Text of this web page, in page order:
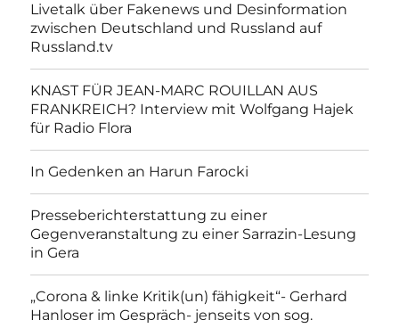
Livetalk über Fakenews und Desinformation
zwischen Deutschland und Russland auf
Russland.tv
KNAST FÜR JEAN-MARC ROUILLAN AUS
FRANKREICH? Interview mit Wolfgang Hajek
für Radio Flora
In Gedenken an Harun Farocki
Presseberichterstattung zu einer
Gegenveranstaltung zu einer Sarrazin-Lesung
in Gera
„Corona & linke Kritik(un) fähigkeit“- Gerhard
Hanloser im Gespräch- jenseits von sog.